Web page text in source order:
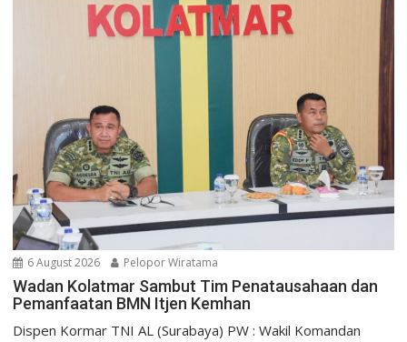
6 August 2026 Pelopor Wiratama
Wadan Kolatmar Sambut Tim Penatausahaan dan
Pemanfaatan BMN Itjen Kemhan
Dispen Kormar TNI AL (Surabaya) PW : Wakil Komandan